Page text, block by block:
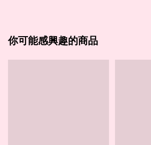
你可能感興趣的商品